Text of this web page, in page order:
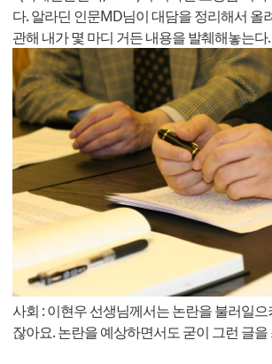
다. 알라딘 인문MD님이 대담을 정리해서 올
관해 내가 몇 마디 거든 내용을 발췌해놓는다.
사회 : 이현우 선생님께서는 논란을 불러일
잖아요. 논란을 예상하면서도 굳이 그런 글을